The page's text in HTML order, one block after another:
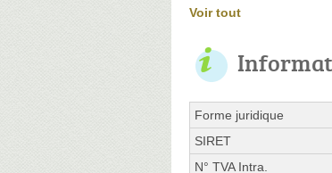
Voir tout
Forme juridique
SIRET
N° TVA Intra.